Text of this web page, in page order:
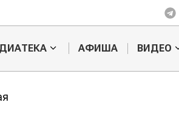
АФИША ВИДЕО